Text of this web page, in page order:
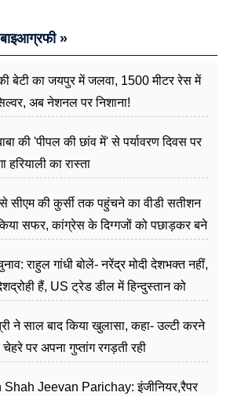
»
बेटी का जयपुर में जलवा, 1500 मीटर रेस में
अब नेशनल पर निशाना!
की 'पीपल की छांव में' से पर्यावरण दिवस पर
हरियाली का रास्ता
सीएम की कुर्सी तक पहुंचने का वीडी सतीशन
सफर, कांग्रेस के दिग्गजों को पछाड़कर बने
राहुल गांधी बोलें- नरेंद्र मोदी देशभक्त नहीं,
हैं, US ट्रेड डील में हिन्दुस्तान को
ने साल बाद किया खुलासा, कहा- उल्टी करने
पर अपना गुप्तांग रगड़ती रही
Shah Jeevan Parichay: इंजीनियर,रैपर